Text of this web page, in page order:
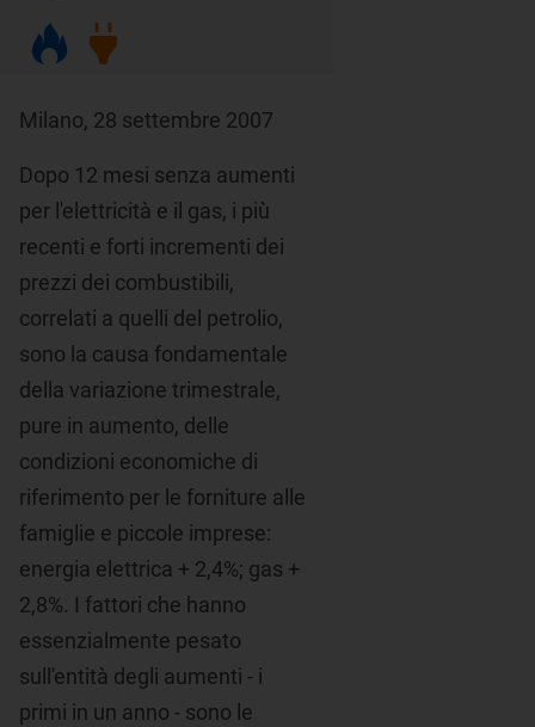
Milano, 28 settembre 2007
Dopo 12 mesi senza aumenti
per l'elettricità e il gas, i più
recenti e forti incrementi dei
prezzi dei combustibili,
correlati a quelli del petrolio,
sono la causa fondamentale
della variazione trimestrale,
pure in aumento, delle
condizioni economiche di
riferimento per le forniture alle
famiglie e piccole imprese:
energia elettrica + 2,4%; gas +
2,8%. I fattori che hanno
essenzialmente pesato
sull'entità degli aumenti - i
primi in un anno - sono le